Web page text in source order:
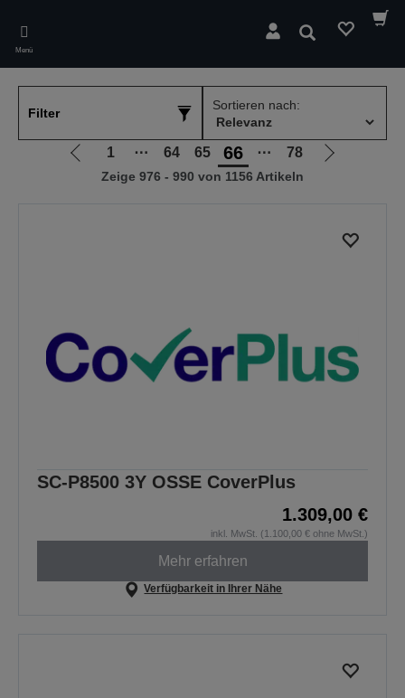
main
content
Menü
Suchen
Filter
Sortieren nach:
Zur
vorherigen
1 ⋯ 64 65 66 ⋯ 78
Zur
Zeige 976 - 990 von 1156 Artikeln
SC-P8500 3Y OSSE CoverPlus
1.309,00 €
inkl. MwSt. (1.100,00 € ohne MwSt.)
Mehr erfahren
Verfügbarkeit in Ihrer Nähe